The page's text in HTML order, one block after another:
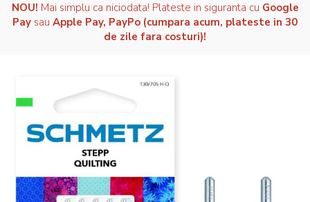
NOU! Mai simplu ca niciodata! Plateste in siguranta cu Google
Pay sau Apple Pay, PayPo (cumpara acum, plateste in 30
de zile fara costuri)!